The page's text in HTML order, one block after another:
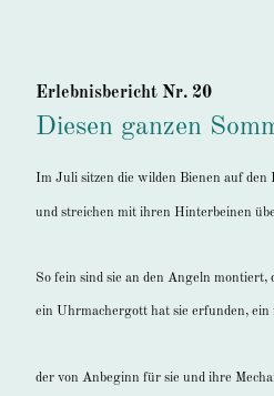
Erlebnisbericht Nr. 20
Diesen ganzen
Im Juli sitzen die wilden Bienen auf den
und streichen mit ihren Hinterbeinen
So fein sind sie an den Angeln montiert,
ein Uhrmachergott hat sie erfunden,
der von Anbeginn für sie und ihre